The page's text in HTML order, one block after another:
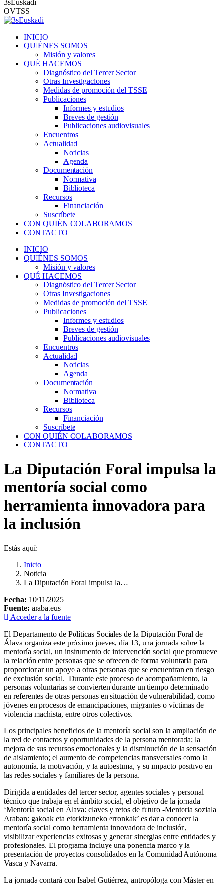
3sEuskadi
OVTSS
INICIO
QUIÉNES SOMOS
Misión y valores
QUÉ HACEMOS
Diagnóstico del Tercer Sector
Otras Investigaciones
Medidas de promoción del TSSE
Publicaciones
Informes y estudios
Breves de gestión
Publicaciones audiovisuales
Encuentros
Actualidad
Noticias
Agenda
Documentación
Normativa
Biblioteca
Recursos
Financiación
Suscríbete
CON QUIÉN COLABORAMOS
CONTACTO
INICIO
QUIÉNES SOMOS
Misión y valores
QUÉ HACEMOS
Diagnóstico del Tercer Sector
Otras Investigaciones
Medidas de promoción del TSSE
Publicaciones
Informes y estudios
Breves de gestión
Publicaciones audiovisuales
Encuentros
Actualidad
Noticias
Agenda
Documentación
Normativa
Biblioteca
Recursos
Financiación
Suscríbete
CON QUIÉN COLABORAMOS
CONTACTO
La Diputación Foral impulsa la
mentoría social como
herramienta innovadora para
la inclusión
Estás aquí:
Inicio
Noticia
La Diputación Foral impulsa la…
Fecha: 10/11/2025
Fuente: araba.eus
Acceder a la fuente
El Departamento de Políticas Sociales de la Diputación Foral de
Álava organiza este próximo jueves, día 13, una jornada sobre la
mentoría social, un instrumento de intervención social que promueve
la relación entre personas que se ofrecen de forma voluntaria para
proporcionar un apoyo a otras personas que se encuentran en riesgo
de exclusión social. Durante este proceso de acompañamiento, la
personas voluntarias se convierten durante un tiempo determinado
en referentes de otras personas en situación de vulnerabilidad, como
jóvenes en procesos de emancipaciones, migrantes o víctimas de
violencia machista, entre otros colectivos.
Los principales beneficios de la mentoría social son la ampliación de
la red de contactos y oportunidades de la persona mentorada; la
mejora de sus recursos emocionales y la disminución de la sensación
de aislamiento; el aumento de competencias transversales como la
autonomía, la motivación, y la autoestima, y su impacto positivo en
las redes sociales y familiares de la persona.
Dirigida a entidades del tercer sector, agentes sociales y personal
técnico que trabaja en el ámbito social, el objetivo de la jornada
‘Mentoría social en Álava: claves y retos de futuro -Mentoria soziala
Araban: gakoak eta etorkizuneko erronkak’ es dar a conocer la
mentoría social como herramienta innovadora de inclusión,
visibilizar experiencias exitosas y generar sinergias entre entidades y
profesionales. El programa incluye una ponencia marco y la
presentación de proyectos consolidados en la Comunidad Autónoma
Vasca y Navarra.
La jornada contará con Isabel Gutiérrez, antropóloga con Máster en